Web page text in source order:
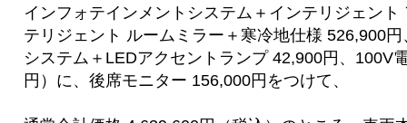
インフォテインメントシステム＋インテリジェン
テリジェント ルームミラー＋寒冷地仕様 526,900
システム＋LEDアクセントランプ 42,900円、100V
円）に、後席モニター 156,000円をつけて、